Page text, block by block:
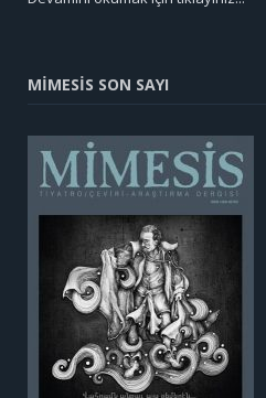
MİMESİS SON SAYI